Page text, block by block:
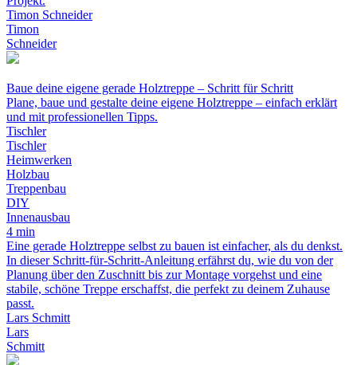
Timon Schneider
Timon
Schneider
Baue deine eigene gerade Holztreppe – Schritt für Schritt
Plane, baue und gestalte deine eigene Holztreppe – einfach erklärt
und mit professionellen Tipps.
Tischler
Tischler
Heimwerken
Holzbau
Treppenbau
DIY
Innenausbau
4 min
Eine gerade Holztreppe selbst zu bauen ist einfacher, als du denkst.
In dieser Schritt-für-Schritt-Anleitung erfährst du, wie du von der
Planung über den Zuschnitt bis zur Montage vorgehst und eine
stabile, schöne Treppe erschaffst, die perfekt zu deinem Zuhause
passt.
Lars Schmitt
Lars
Schmitt